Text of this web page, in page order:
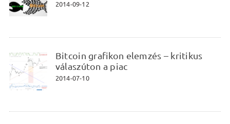
2014-09-12
Bitcoin grafikon elemzés – kritikus
válaszúton a piac
2014-07-10